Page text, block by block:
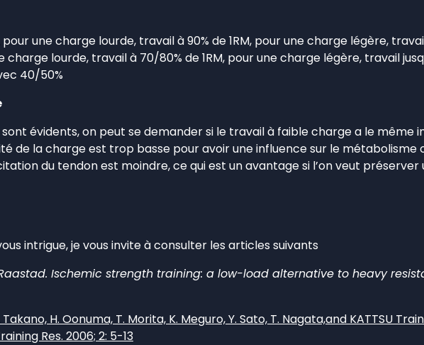
une charge lourde, travail à 90% de 1RM, pour une charge légère,
charge lourde, travail à 70/80% de 1RM, pour une charge légère, travail
40/50%
évidents, on peut se demander si le travail à faible charge a le même
de la charge est trop basse pour avoir une influence sur le métabolisme
du tendon est moindre, ce qui est un avantage si l’on veut
intrigue, je vous invite à consulter les articles suivants
Ischemic strength training: a low-load alternative to heavy
Takano, H. Oonuma, T. Morita, K. Meguro, Y. Sato, T. Nagata,and KATTSU
Res. 2006; 2: 5-13